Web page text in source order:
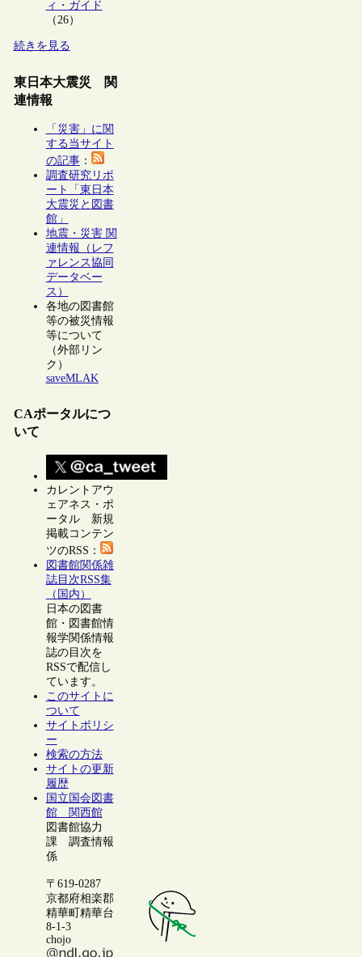
ィ・ガイド
（26）
続きを見る
東日本大震災 関
連情報
「災害」に関
する当サイト
の記事：
調査研究リポ
ート「東日本
大震災と図書
館」
地震・災害 関
連情報（レフ
ァレンス協同
データベー
ス）
各地の図書館
等の被災情報
等について
（外部リン
ク）
saveMLAK
CAポータルにつ
いて
カレントアウ
ェアネス・ポ
ータル 新規
掲載コンテン
ツのRSS：
図書館関係雑
誌目次RSS集
（国内）
日本の図書
館・図書館情
報学関係情報
誌の目次を
RSSで配信し
ています。
このサイトに
ついて
サイトポリシ
ー
検索の方法
サイトの更新
履歴
国立国会図書
館 関西館
図書館協力
課 調査情報
係
〒619-0287
京都府相楽郡
精華町精華台
8-1-3
chojo